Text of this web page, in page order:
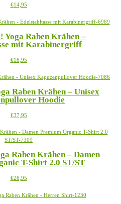
€14,95Dieses
weist
Varianten
auf.
Optionen
auf
Produktseite
gewählt
Yoga Raben Krähen –
mit Karabinergriff
€16,95Dieses
weist
Varianten
auf.
Optionen
auf
der
gewählt
werden
Raben Krähen – Unisex
Hoodie
€37,95Dieses
weist
mehrere
auf.
Die
können
der
Raben Krähen – Damen
T-Shirt 2.0 ST/ST
€26,95Dieses
weist